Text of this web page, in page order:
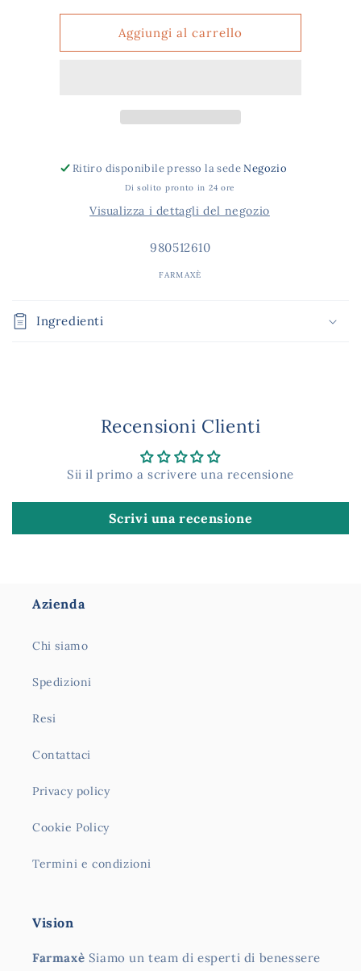
per
MELLIN
CREMA
per
MELLIN
CREMA
Aggiungi al carrello
Ritiro disponibile presso la sedeNegozio
Di solito pronto in 24 ore
Visualizza i dettagli del negozio
SKU:
980512610
FARMAXÈ
Ingredienti
Recensioni Clienti
Sii il primo a scrivere una recensione
Scrivi una recensione
Azienda
Chi siamo
Spedizioni
Resi
Contattaci
Privacy policy
Cookie Policy
Termini e condizioni
Vision
Farmaxè Siamo un team di esperti di benessere